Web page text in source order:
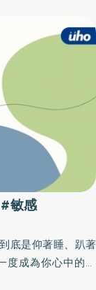
、麻辣鍋、中藥補
流鼻血的問題。尤
氣冷一點，甚至
鼻血的症狀，因此
品，開暖氣時需注
慌張，先採坐姿，
，不要讓血液從
同時用冷毛巾或冰
血液才不會倒流進
，加上流血時若緊
血，請儘快前往醫
活命的勝利者，但
。臺安醫院泌尿科
精神性因素，它
、性交頻率太低，
大約二成的病患是
不足或糖尿病等
曾有過正常的性活
電位（PSEP）分
興奮所造成，所以
病的原因。對於這
呢？又如何才能真
正的早洩患者；
型研究，發現年齡
受刺激到射精的平
射精並不意味就
敏感
底是仰著睡、趴著
成為你心中的疑